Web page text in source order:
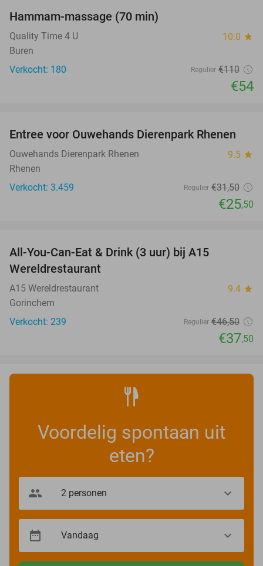
OUT
Hammam-massage (70 min)
Quality Time 4 U 10.0 star
Buren
Verkocht: 180
Regulier €110
€54
19%
Entree voor Ouwehands Dierenpark Rhenen
Ouwehands Dierenpark Rhenen 9.5 star
Rhenen
Verkocht: 3.459
Regulier €31,50
€25,50
All-You-Can-Eat & Drink (3 uur) bij A15
Wereldrestaurant
A15 Wereldrestaurant 9.4 star
Gorinchem
Verkocht: 239
Regulier €46,50
€37,50
Voordelig spontaan uit
eten?